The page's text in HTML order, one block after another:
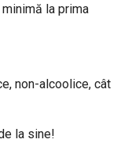
la prima
non-alcoolice, cât
la sine!